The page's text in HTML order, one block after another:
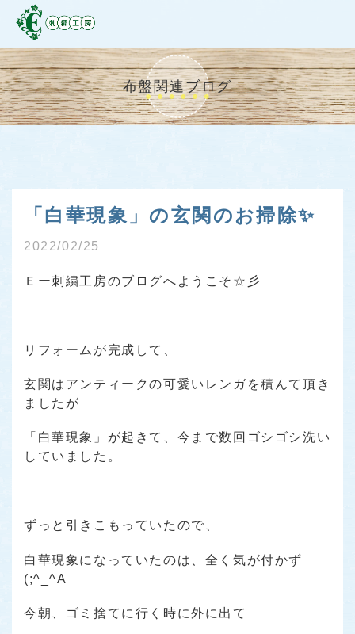
布盤関連ブログ
「白華現象」の玄関のお掃除✨
2022/02/25
Ｅー刺繍工房のブログへようこそ☆彡
リフォームが完成して、
玄関はアンティークの可愛いレンガを積んて頂き
ましたが
「白華現象」が起きて、今まで数回ゴシゴシ洗い
していました。
ずっと引きこもっていたので、
白華現象になっていたのは、全く気が付かず
(;^_^A
今朝、ゴミ捨てに行く時に外に出て